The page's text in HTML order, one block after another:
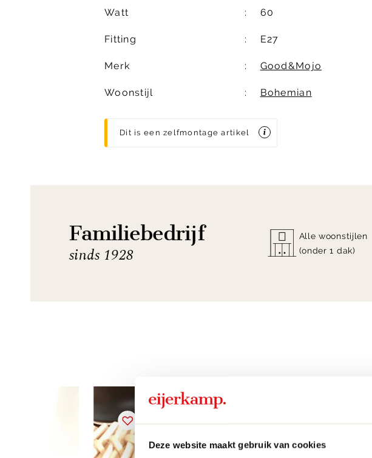
Deze website maakt gebruik van cookies
Watt 60
Fitting E27
Merk Good&Mojo
Woonstijl Bohemian
Dit is een zelfmontage artikel
Familiebedrijf
sinds 1928
Alle woonstijlen
(onder 1 dak)